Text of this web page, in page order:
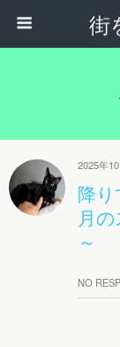
街
2025年
降
月
～
NO